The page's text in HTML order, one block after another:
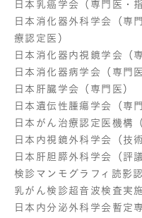
日本乳癌学会（専門医・
日本消化器外科学会（専
療認定医）
日本消化器内視鏡学会（
日本消化器病学会（専門医
日本肝臓学会（専門医）
日本遺伝性腫瘍学会（専
日本がん治療認定医機構
日本内視鏡外科学会（技
日本肝胆膵外科学会（評
検診マンモグラフィ読影
乳がん検診超音波検査実
日本内分泌外科学会暫定